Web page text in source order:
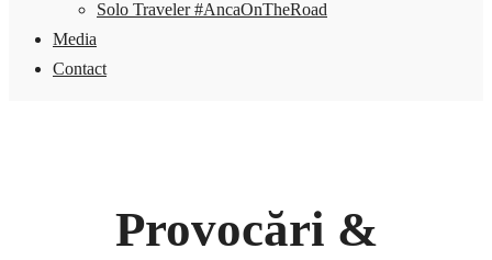
Solo Traveler #AncaOnTheRoad
Media
Contact
Provocări &